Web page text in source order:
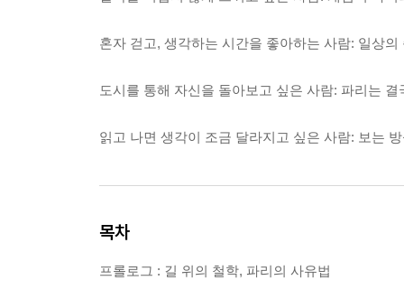
혼자 걷고, 생각하는 시간을 좋아하는 사람: 일상
도시를 통해 자신을 돌아보고 싶은 사람: 파리는
읽고 나면 생각이 조금 달라지고 싶은 사람: 보는
목차
프롤로그 : 길 위의 철학, 파리의 사유법